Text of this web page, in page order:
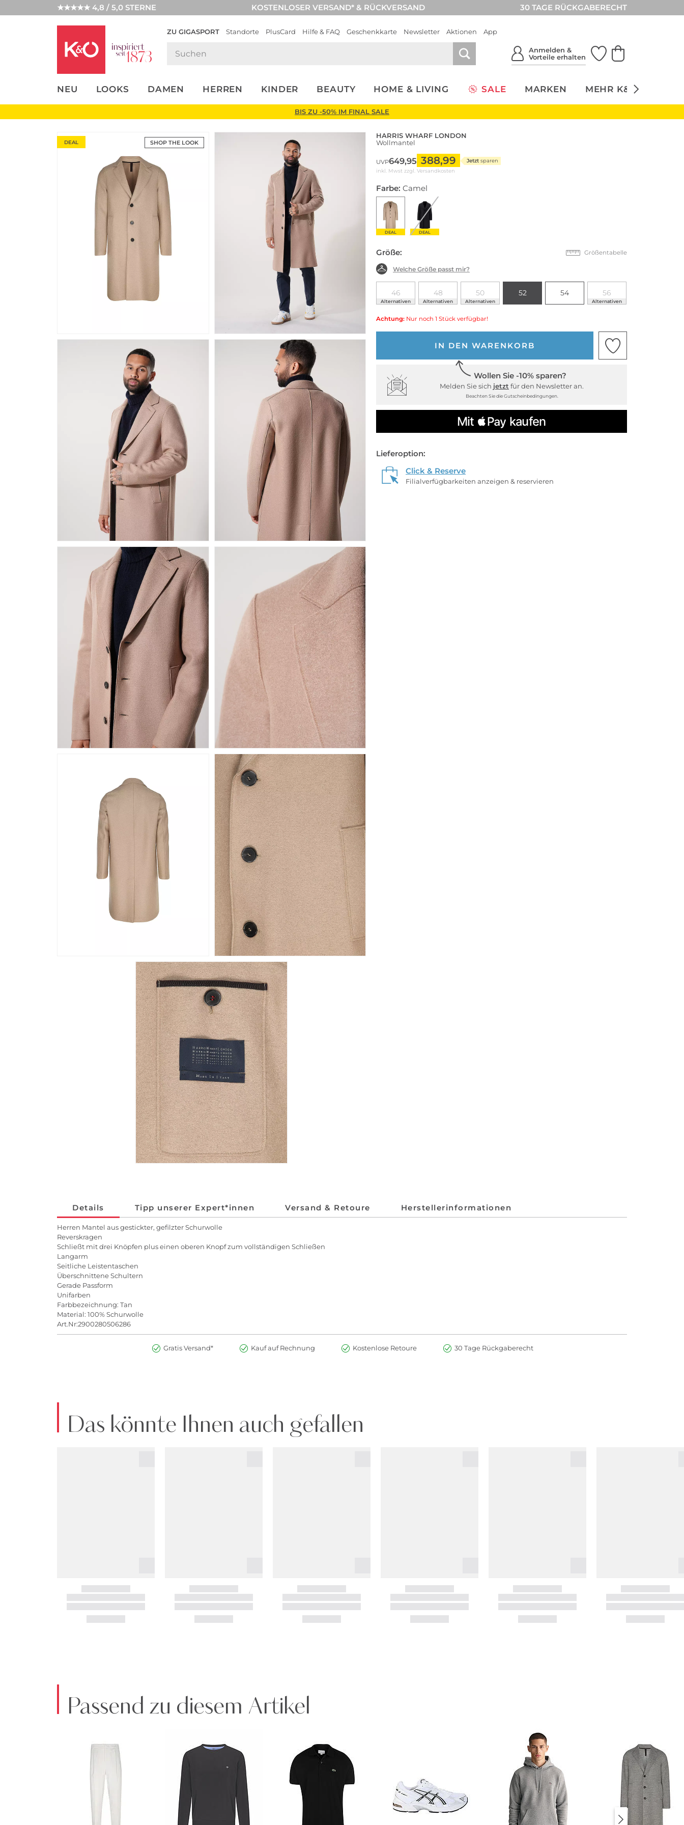
★★★★★ 4,8 / 5,0 STERNE KOSTENLOSER VERSAND* & RÜCKVERSAND 30 TAGE RÜCKGABERECHT
ZU GIGASPORT Standorte PlusCard Hilfe & FAQ Geschenkkarte Newsletter Aktionen App
Anmelden &
Vorteile erhalten
NEU LOOKS DAMEN HERREN KINDER BEAUTY HOME & LIVING SALE MARKEN MEHR K&Ö
UNSERE APP
CLICK &
BIS ZU -50% IM FINAL SALE
SHOP THE LOOK
DEAL
HARRIS WHARF LONDON
Wollmantel
UVP649,95 388,99 Jetzt sparen
inkl. Mwst zzgl. Versandkosten
Farbe: Camel
DEAL DEAL
Größe: Größentabelle
Welche Größe passt mir?
46
Alternativen
48
Alternativen
50
Alternativen
52 54 56
Alternativen
Achtung: Nur noch 1 Stück verfügbar!
IN DEN WARENKORB
Wollen Sie -10% sparen?
Melden Sie sich jetzt für den Newsletter an.
Beachten Sie die Gutscheinbedingungen.
Lieferoption:
Click & Reserve
Filialverfügbarkeiten anzeigen & reservieren
Details Tipp unserer Expert*innen Versand & Retoure Herstellerinformationen
Herren Mantel aus gestickter, gefilzter Schurwolle
Reverskragen
Schließt mit drei Knöpfen plus einen oberen Knopf zum vollständigen Schließen
Langarm
Seitliche Leistentaschen
Überschnittene Schultern
Gerade Passform
Unifarben
Farbbezeichnung: Tan
Material: 100% Schurwolle
Art.Nr:2900280506286
Gratis Versand* Kauf auf Rechnung Kostenlose Retoure 30 Tage Rückgaberecht
Das könnte Ihnen auch gefallen
Passend zu diesem Artikel